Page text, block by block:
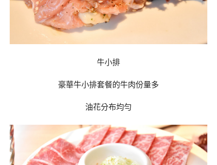
牛小排
豪華牛小排套餐的牛肉份量多
油花分布均勻